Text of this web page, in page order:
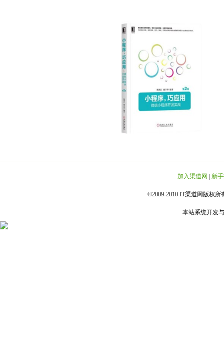
加入渠道网 新
©2009-2010 IT渠道网版权所
本站系统开发